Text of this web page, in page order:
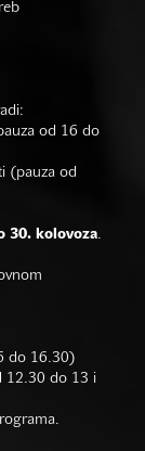
od 16 do
(pauza od
30. kolovoza.
do 16.30)
12.30 do 13 i